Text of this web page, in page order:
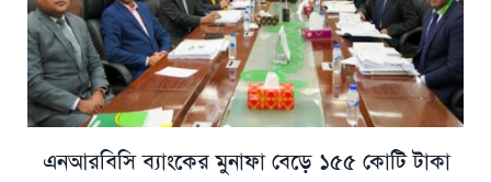
এনআরবিসি ব্যাংকের মুনাফা বেড়ে ১৫৫ কোটি টাকা